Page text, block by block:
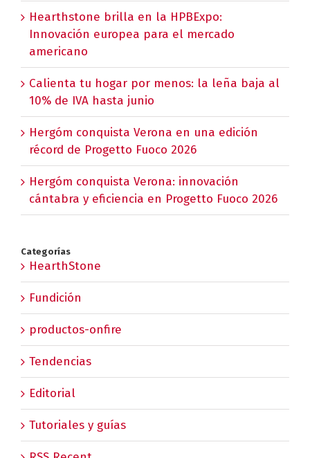
Hearthstone brilla en la HPBExpo:
Innovación europea para el mercado
americano
Calienta tu hogar por menos: la leña baja al
10% de IVA hasta junio
Hergóm conquista Verona en una edición
récord de Progetto Fuoco 2026
Hergóm conquista Verona: innovación
cántabra y eficiencia en Progetto Fuoco 2026
Categorías
HearthStone
Fundición
productos-onfire
Tendencias
Editorial
Tutoriales y guías